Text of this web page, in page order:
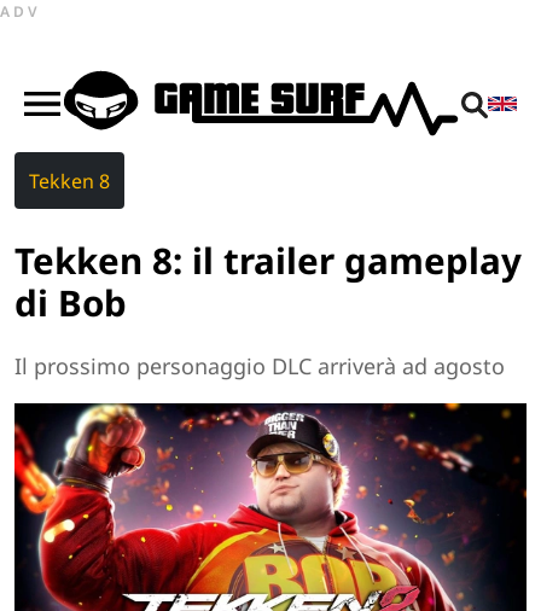
ADV
Tekken 8
Tekken 8: il trailer gameplay
di Bob
Il prossimo personaggio DLC arriverà ad agosto